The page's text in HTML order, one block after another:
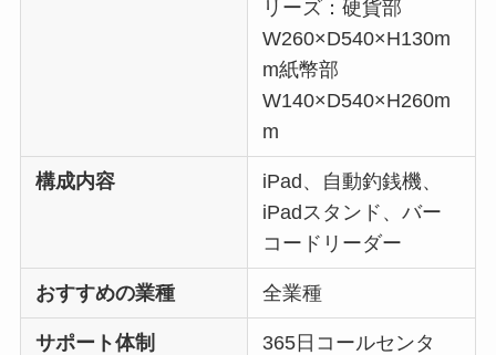
リーズ：硬貨部
W260×D540×H130m
m紙幣部
W140×D540×H260m
m
構成内容
iPad、自動釣銭機、
iPadスタンド、バー
コードリーダー
おすすめの業種 全業種
サポート体制
365日コールセンタ